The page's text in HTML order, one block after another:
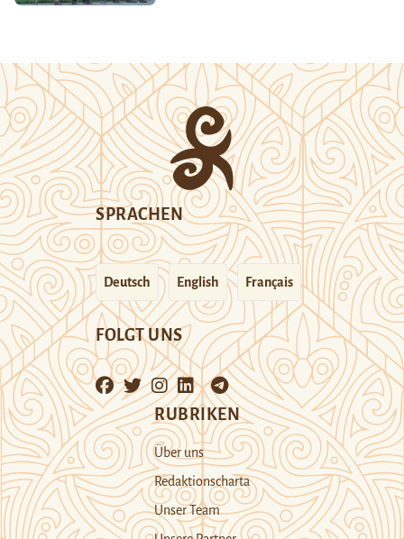
SPRACHEN
Deutsch English Français
FOLGT UNS
RUBRIKEN
Über uns
Redaktionscharta
Unser Team